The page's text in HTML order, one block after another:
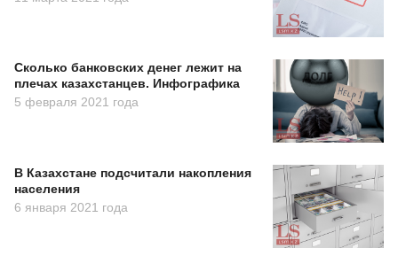
Сколько банковских денег лежит на
плечах казахстанцев. Инфографика
5 февраля 2021 года
В Казахстане подсчитали накопления
населения
6 января 2021 года